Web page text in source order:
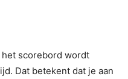
scorebord wordt
Dat betekent dat je aan